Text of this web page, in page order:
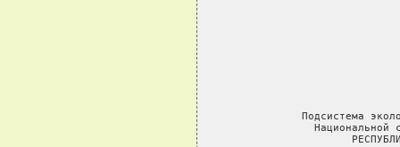
Подсистема
Национальной